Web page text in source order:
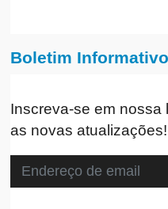
Boletim Informativo
Inscreva-se em nossa
as novas atualizações!